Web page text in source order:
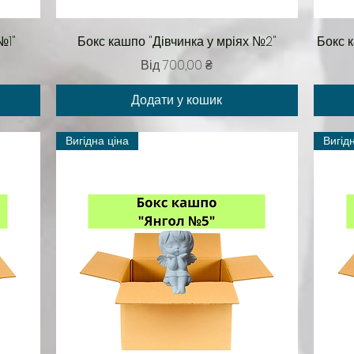
Швидкий перегляд
Бокс кашпо "Дівчинка у мріях №2"
Від700,00 ₴
За розпродажем
Додати у кошик
Бокс
Вигідна ціна